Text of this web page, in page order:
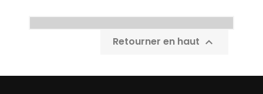
Retourner en haut 